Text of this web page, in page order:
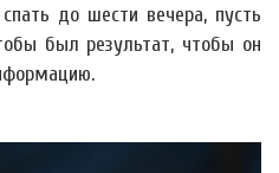
до шести вечера, пусть
был результат, чтобы он